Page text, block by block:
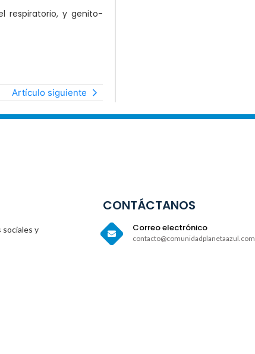
respiratorio, y genito-
Artículo siguiente
sociales y
CONTÁCTANOS
Correo electrónico
contacto@comunidadplanetaazul.com